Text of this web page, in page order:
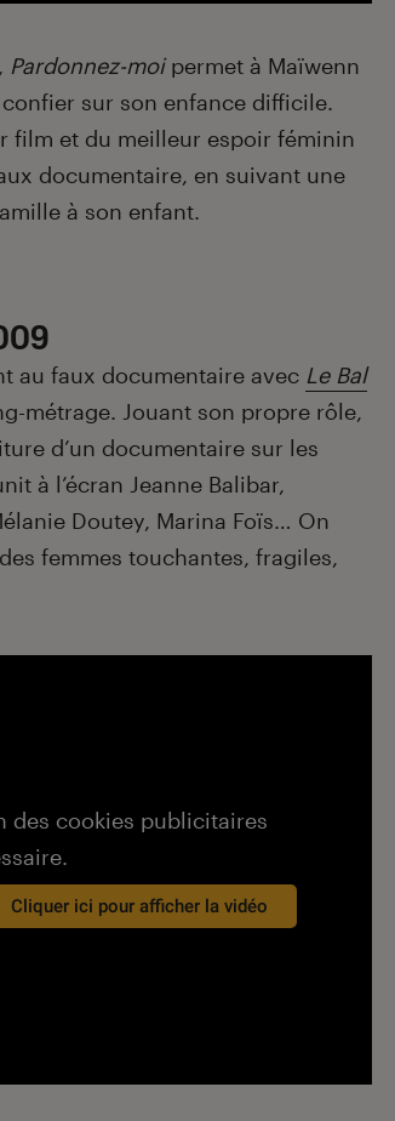
Pardonnez-moipermet à Maïwenn
sur son enfance difficile.
film et du meilleur espoir féminin
documentaire, en suivant une
à son enfant.
au faux documentaire avec Le Bal
métrage. Jouant son propre rôle,
d’un documentaire sur les
à l’écran Jeanne Balibar,
Doutey, Marina Foïs… On
femmes touchantes, fragiles,
des cookies publicitaires
Cliquer ici pour afficher la vidéo